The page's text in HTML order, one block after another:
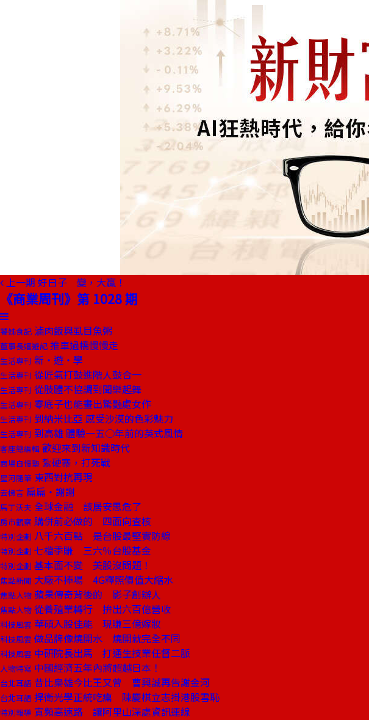
上一期 好日子 變，大贏！
《商業周刊》第 1028 期
饕姊食記 滷肉飯與虱目魚粥
董事長嬉遊記 推車過橋慢慢走
生活專刊 新‧遊‧學
生活專刊 從匠氣打鼓進階人鼓合一
生活專刊 從肢體不協調到聞樂起舞
生活專刊 零底子也能畫出驚豔處女作
生活專刊 到納米比亞 感受沙漠的色彩魅力
生活專刊 到高雄 體驗一五○年前的英式風情
客座總編輯 歡迎來到新知識時代
商場自慢塾 紮硬寨，打死戰
星河隨筆 東西對抗再現
去梯言 扁扁‧謝謝
馬丁沃夫 全球金融 該居安思危了
房市觀察 購併前必做的 四面向查核
特別企劃 八千六百點 是台股最堅實防線
特別企劃 七檔季賺 三六％台股基金
特別企劃 基本面不變 美股沒問題！
焦點新聞 大廠不捧場 4G釋照價值大縮水
焦點人物 蘋果傳奇背後的 影子創辦人
焦點人物 從養殖業轉行 拚出六百億營收
科技風雲 華碩入股佳能 現賺三億嫁妝
科技風雲 做品牌像燒開水 燒開就完全不同
科技風雲 中研院長出馬 打通生技業任督二脈
人物特寫 中國經濟五年內將超越日本！
台北耳語 昔比梟雄今比王又曾 曹興誠再告謝金河
台北耳語 捍衛光學正統吃癟 陳慶棋立志掛港股雪恥
特別報導 寬頻高速路 讓阿里山深處資訊連線